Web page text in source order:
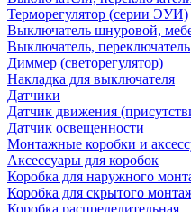
Терморегулятор (серии ЭУИ)
Выключатель шнуровой,
Выключатель, переключатель
Диммер (светорегулятор)
Накладка для выключателя
Датчики
Датчик движения
Датчик освещенности
Монтажные коробки и
Аксессуары для коробок
Коробка для наружного
Коробка для скрытого
Коробка распределительная